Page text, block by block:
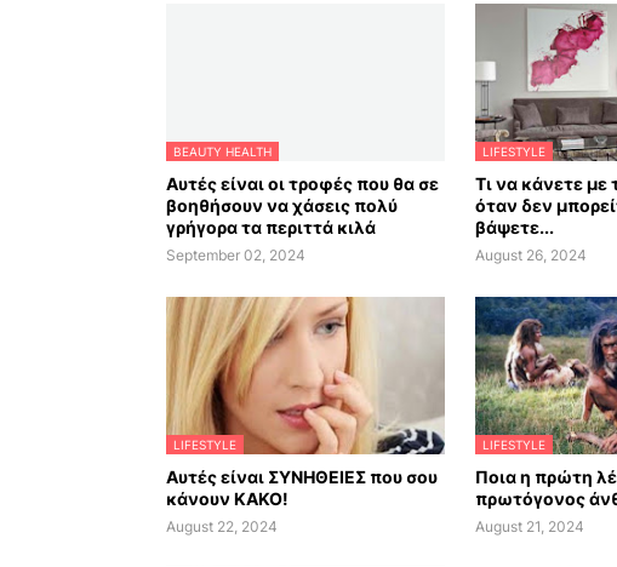
BEAUTY HEALTH
Αυτές είναι οι τροφές που θα σε
βοηθήσουν να χάσεις πολύ
γρήγορα τα περιττά κιλά
September 02, 2024
LIFESTYLE
Τι να κάνετε με
όταν δεν
βάψετε...
August 26, 2024
LIFESTYLE
Αυτές είναι ΣΥΝΗΘΕΙΕΣ που σου
κάνουν ΚΑΚΟ!
August 22, 2024
LIFESTYLE
Ποια η πρώτη
πρωτόγονος
August 21, 2024